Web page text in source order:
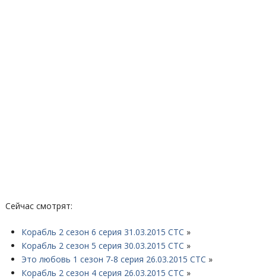
Сейчас смотрят:
Корабль 2 сезон 6 серия 31.03.2015 СТС »
Корабль 2 сезон 5 серия 30.03.2015 СТС »
Это любовь 1 сезон 7-8 серия 26.03.2015 СТС »
Корабль 2 сезон 4 серия 26.03.2015 СТС »